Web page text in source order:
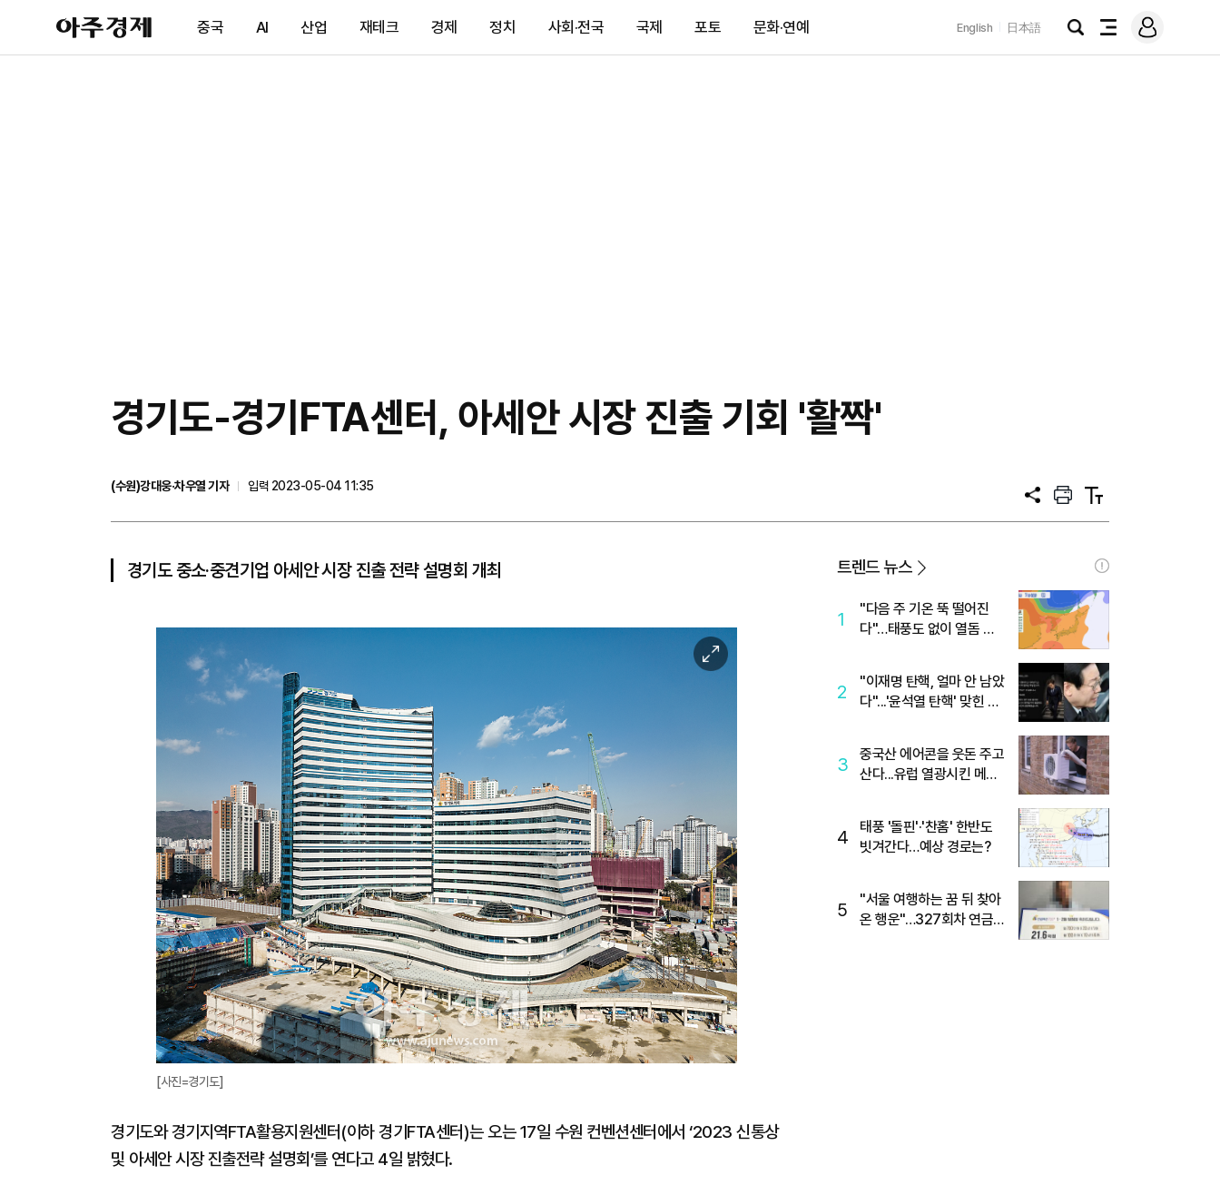
아
주
제
중국 AI 산업 재테크 경제 정치 사회·전국 국제 포토 문화·연예 English 日本語
검
전
메
그
경기도-경기FTA센터, 아세안 시장 진출 기회 '활짝'
(수원)강대웅·차우열 기자
입력 2023-05-04 11:35
공
프
트
텍
트
경기도 중소·중견기업 아세안 시장 진출 전략 설명회 개최
이
미
[사진=경기도]
경기도와 경기지역FTA활용지원센터(이하 경기FTA센터)는 오는 17일 수원 컨벤션센터에서 ‘2023 신통상
및 아세안 시장 진출전략 설명회’를 연다고 4일 밝혔다.
트렌드 뉴스
1
"다음 주 기온 뚝 떨어진
다"…태풍도 없이 열돔 박
2
"이재명 탄핵, 얼마 안 남았
다"...'윤석열 탄핵' 맞힌 무
3
중국산 에어콘을 웃돈 주고
산다...유럽 열광시킨 메이
4
태풍 '돌핀'·'찬홈' 한반도
빗겨간다…예상 경로는?
5
"서울 여행하는 꿈 뒤 찾아
온 행운"…327회차 연금